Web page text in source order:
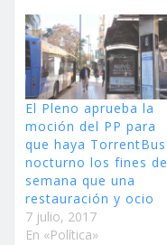
El Pleno aprueba la
moción del PP para
que haya TorrentBus
nocturno los fines de
semana que una
restauración y ocio
7 julio, 2017
En «Política»